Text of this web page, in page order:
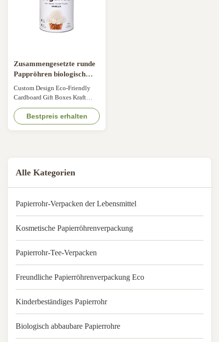
Zusammengesetzte runde
Pappröhren biologisch
abbaubarer Satin
eingefügtes CMYK
Custom Design Eco-Friendly
Cardboard Gift Boxes Kraft
Paper Tin Can Round
Composite Paper Cylinder
Packaging Can For Cof Size
cardboard Logo Full color,
Bestpreis erhalten
Alle Kategorien
Papierrohr-Verpacken der Lebensmittel
Kosmetische Papierröhrenverpackung
Papierrohr-Tee-Verpacken
Freundliche Papierröhrenverpackung Eco
Kinderbeständiges Papierrohr
Biologisch abbaubare Papierrohre